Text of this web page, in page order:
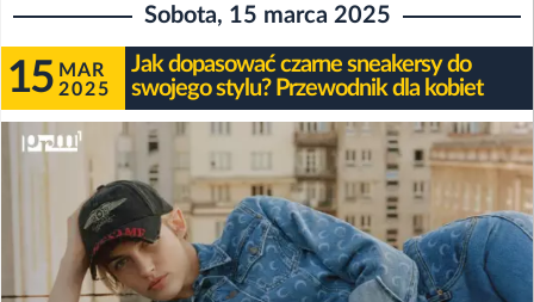
Sobota, 15 marca 2025
15 MAR
2025
Jak dopasować czarne sneakersy do
swojego stylu? Przewodnik dla kobiet